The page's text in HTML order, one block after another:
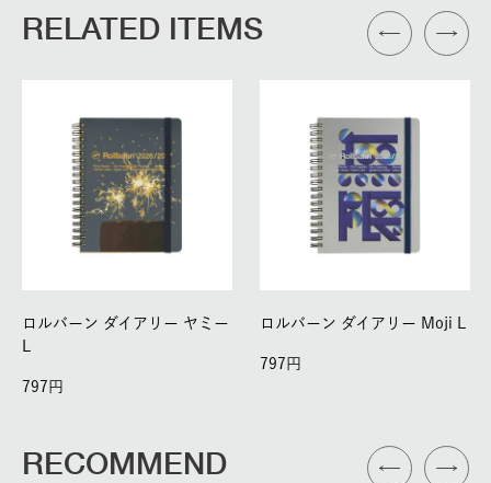
RELATED ITEMS
ロルバーン ダイアリー ヤミー
797
ロルバーン ダイアリー Moji L
797
RECOMMEND